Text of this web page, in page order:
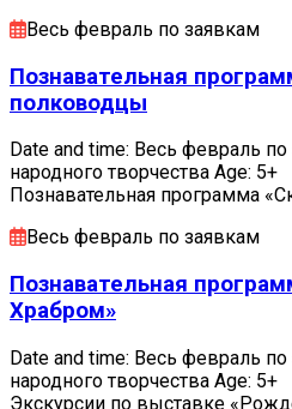
Весь февраль по заявкам
Познавательная
полководцы
Date and time: Весь февраль
народного творчества Age: 5+
Познавательная программа
Весь февраль по заявкам
Познавательная
Храбром»
Date and time: Весь февраль
народного творчества Age: 5+
Экскурсии по выставке